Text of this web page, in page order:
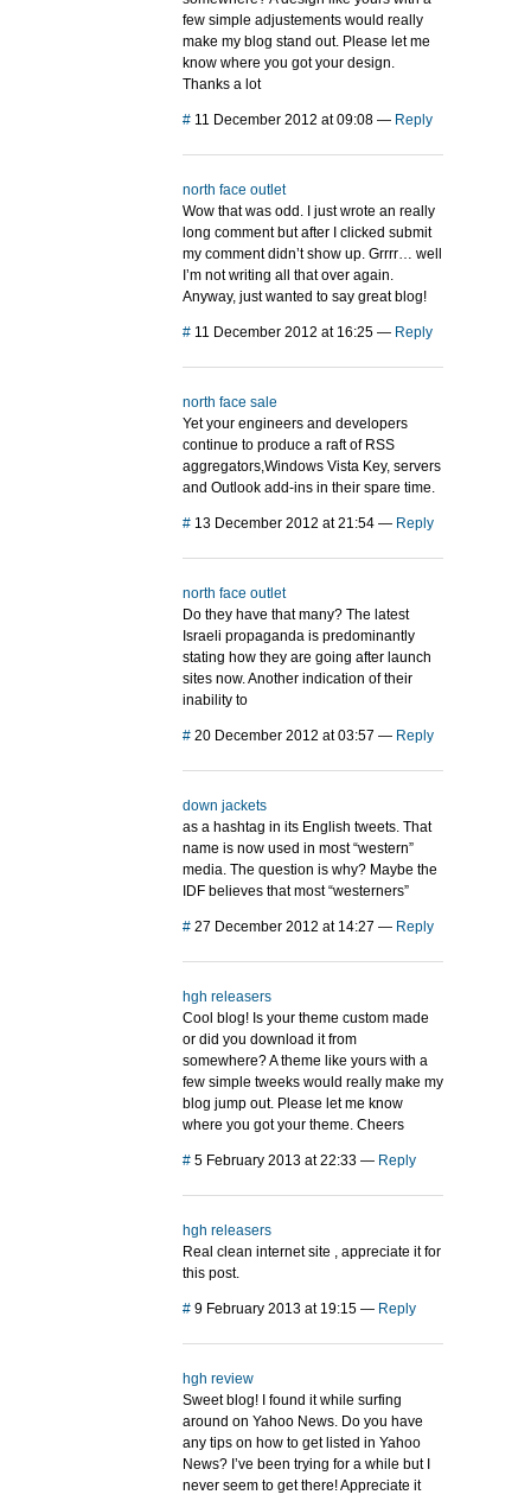
few simple adjustements would really
make my blog stand out. Please let me
know where you got your design.
Thanks a lot
# 11 December 2012 at 09:08 — Reply
north face outlet
Wow that was odd. I just wrote an really
long comment but after I clicked submit
my comment didn’t show up. Grrrr… well
I’m not writing all that over again.
Anyway, just wanted to say great blog!
# 11 December 2012 at 16:25 — Reply
north face sale
Yet your engineers and developers
continue to produce a raft of RSS
aggregators,Windows Vista Key, servers
and Outlook add-ins in their spare time.
# 13 December 2012 at 21:54 — Reply
north face outlet
Do they have that many? The latest
Israeli propaganda is predominantly
stating how they are going after launch
sites now. Another indication of their
inability to
# 20 December 2012 at 03:57 — Reply
down jackets
as a hashtag in its English tweets. That
name is now used in most “western”
media. The question is why? Maybe the
IDF believes that most “westerners”
# 27 December 2012 at 14:27 — Reply
hgh releasers
Cool blog! Is your theme custom made
or did you download it from
somewhere? A theme like yours with a
few simple tweeks would really make my
blog jump out. Please let me know
where you got your theme. Cheers
# 5 February 2013 at 22:33 — Reply
hgh releasers
Real clean internet site , appreciate it for
this post.
# 9 February 2013 at 19:15 — Reply
hgh review
Sweet blog! I found it while surfing
around on Yahoo News. Do you have
any tips on how to get listed in Yahoo
News? I’ve been trying for a while but I
never seem to get there! Appreciate it